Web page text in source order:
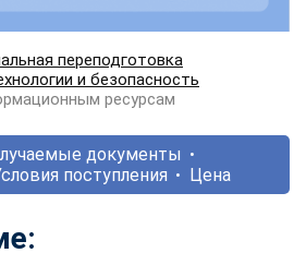
переподготовка
и безопасность
ресурсам
документы
поступления Цена